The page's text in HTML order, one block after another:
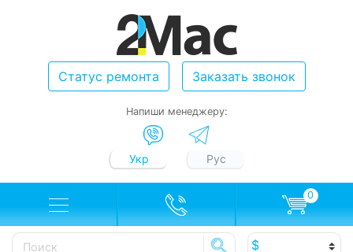
Статус ремонта Заказать звонок
Напиши менеджеру:
Укр Рус
0